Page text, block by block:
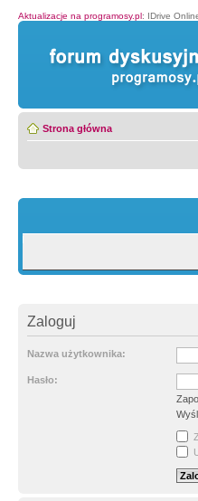
Aktualizacje na programosy.pl: IDrive
Strona główna
Zaloguj
Nazwa użytkownika:
Hasło: